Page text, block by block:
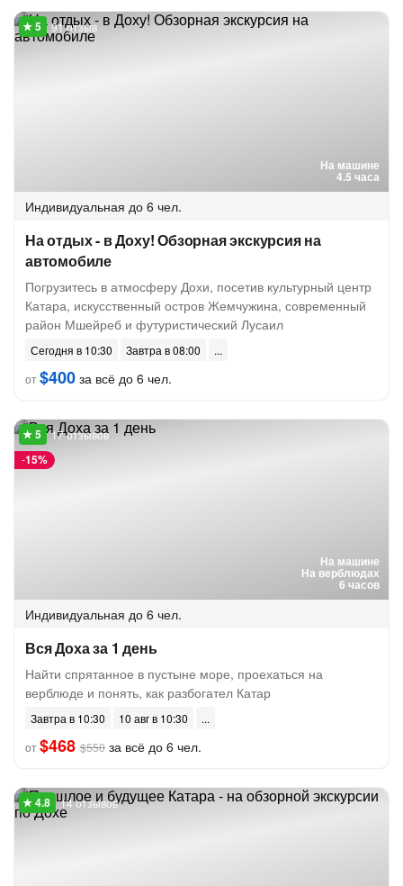
На машине
4.5 часа
91 отзыв
Индивидуальная до 6 чел.
На отдых - в Доху! Обзорная экскурсия на
автомобиле
Погрузитесь в атмосферу Дохи, посетив культурный центр
Катара, искусственный остров Жемчужина, современный
район Мшейреб и футуристический Лусаил
Сегодня в 10:30
Завтра в 08:00
от$400 за всё до 6 чел.
На машине
На верблюдах
6 часов
-15%
17 отзывов
Индивидуальная до 6 чел.
Вся Доха за 1 день
Найти спрятанное в пустыне море, проехаться на
верблюде и понять, как разбогател Катар
Завтра в 10:30
10 авг в 10:30
от$468 $550 за всё до 6 чел.
14 отзывов